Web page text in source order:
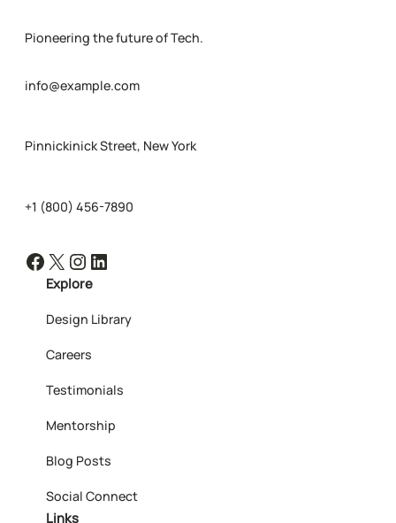
Pioneering the future of Tech.
info@example.com
Pinnickinick Street, New York
+1 (800) 456-7890
Facebook X Instagram LinkedIn
Explore
Design Library
Careers
Testimonials
Mentorship
Blog Posts
Social Connect
Links